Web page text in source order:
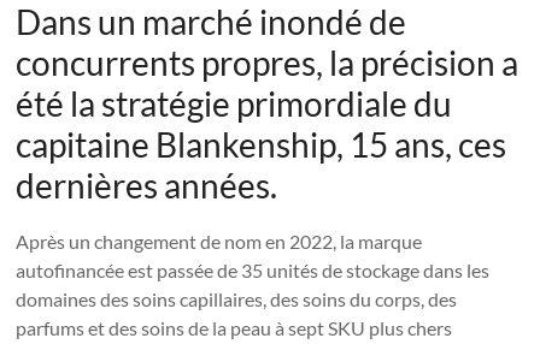
Dans un marché inondé de
concurrents propres, la précision a
été la stratégie primordiale du
capitaine Blankenship, 15 ans, ces
dernières années.
Après un changement de nom en 2022, la marque
autofinancée est passée de 35 unités de stockage dans les
domaines des soins capillaires, des soins du corps, des
parfums et des soins de la peau à sept SKU plus chers